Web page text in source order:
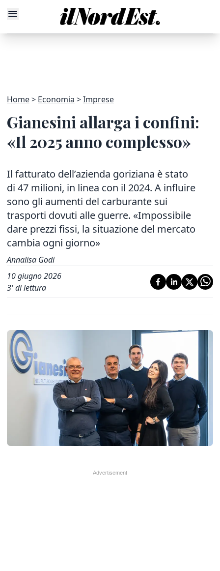
Home Economia Imprese
Gianesini allarga i confini:
«Il 2025 anno complesso»
Il fatturato dell’azienda goriziana è stato
di 47 milioni, in linea con il 2024. A influire
sono gli aumenti del carburante sui
trasporti dovuti alle guerre. «Impossibile
dare prezzi fissi, la situazione del mercato
cambia ogni giorno»
Annalisa Godi
10 giugno 2026
3' di lettura